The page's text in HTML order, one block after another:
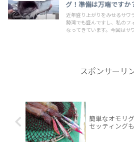
グ！準備は万端ですか
近年盛り上がりをみせるサワ
勢湾でも盛んですし、私のフ
なってきています。今回はサ
スポンサーリ
簡単なオモリ
セッティング